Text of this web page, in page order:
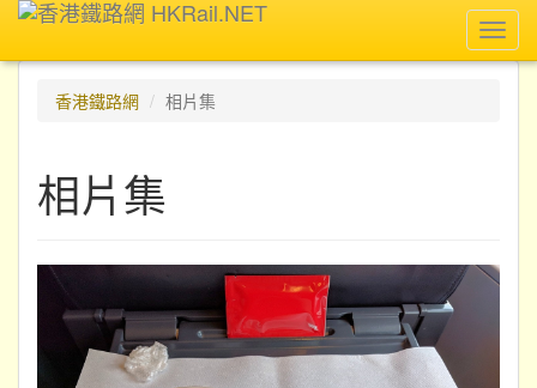
香港鐵路網
相片集
相片集